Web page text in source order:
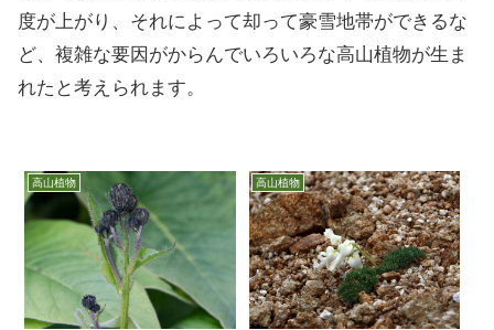
度が上がり、それによって却って豪雪地帯ができるな
ど、複雑な要因がからんでいろいろな高山植物が生ま
れたと考えられます。
高山植物 高山植物